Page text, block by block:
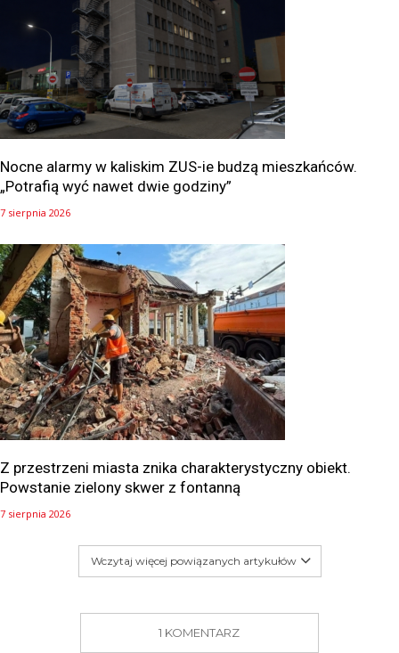
Nocne alarmy w kaliskim ZUS-ie budzą mieszkańców.
„Potrafią wyć nawet dwie godziny”
7 sierpnia 2026
Z przestrzeni miasta znika charakterystyczny obiekt.
Powstanie zielony skwer z fontanną
7 sierpnia 2026
Wczytaj więcej powiązanych artykułów
1 KOMENTARZ